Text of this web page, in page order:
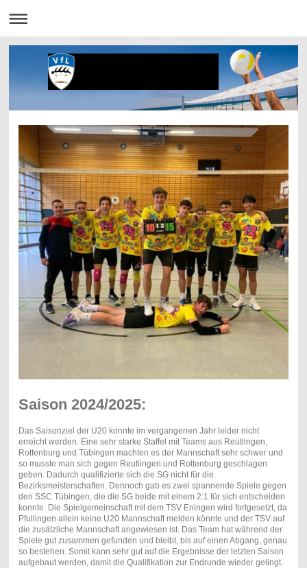
Saison 2024/2025:
Das Saisonziel der U20 konnte im vergangenen Jahr leider nicht
erreicht werden. Eine sehr starke Staffel mit Teams aus Reutlingen,
Rottenburg und Tübingen machten es der Mannschaft sehr schwer und
so musste man sich gegen Reutlingen und Rottenburg geschlagen
geben. Dadurch qualifizierte sich die SG nicht für die
Bezirksmeisterschaften. Dennoch gab es zwei spannende Spiele gegen
den SSC Tübingen, die die SG beide mit einem 2:1 für sich entscheiden
konnte. Die Spielgemeinschaft mit dem TSV Eningen wird fortgesetzt, da
Pfullingen allein keine U20 Mannschaft melden könnte und der TSV auf
die zusätzliche Mannschaft angewiesen ist. Das Team hat während der
Spiele gut zusammen gefunden und bleibt, bis auf einen Abgang, genau
so bestehen. Somit kann sehr gut auf die Ergebnisse der letzten Saison
aufgebaut werden, damit die Qualifikation zur Endrunde wieder gelingt.